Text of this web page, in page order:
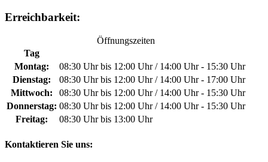
Erreichbarkeit:
Öffnungszeiten
Tag
Montag:
08:30 Uhr bis 12:00 Uhr / 14:00 Uhr - 15:30 Uhr
Dienstag:
08:30 Uhr bis 12:00 Uhr / 14:00 Uhr - 17:00 Uhr
Mittwoch:
08:30 Uhr bis 12:00 Uhr / 14:00 Uhr - 15:30 Uhr
Donnerstag: 08:30 Uhr bis 12:00 Uhr / 14:00 Uhr - 15:30 Uhr
Freitag:
08:30 Uhr bis 13:00 Uhr
Kontaktieren Sie uns: